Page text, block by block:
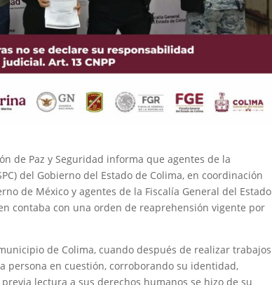
de Paz y Seguridad informa que agentes de la
del Gobierno del Estado de Colima, en coordinación
de México y agentes de la Fiscalía General del Estado
contaba con una orden de reaprehensión vigente por
de Colima, cuando después de realizar trabajos
persona en cuestión, corroborando su identidad,
lectura a sus derechos humanos se hizo de su